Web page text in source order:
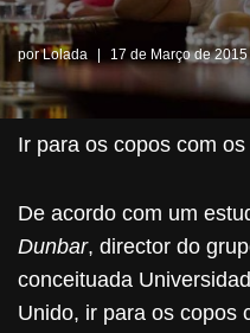
porLolada 17 de Março de 2015
Ir para os copos com
De acordo com um
Dunbar, director do
conceituada
Unido, ir para os copos